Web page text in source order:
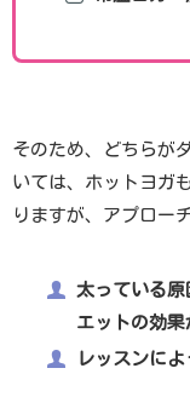
そのため、どちらが
いては、ホットヨガ
りますが、アプロー
太っている原
エットの効果
レッスンに